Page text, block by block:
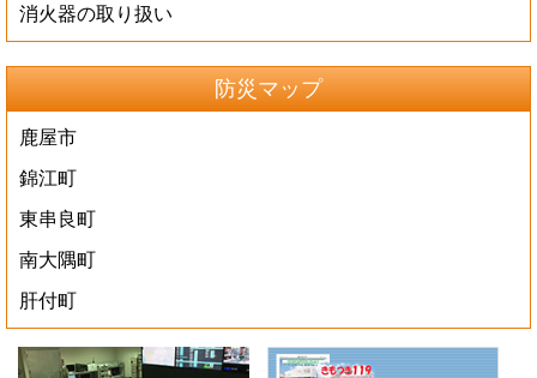
消火器の取り扱い
防災マップ
鹿屋市
錦江町
東串良町
南大隅町
肝付町